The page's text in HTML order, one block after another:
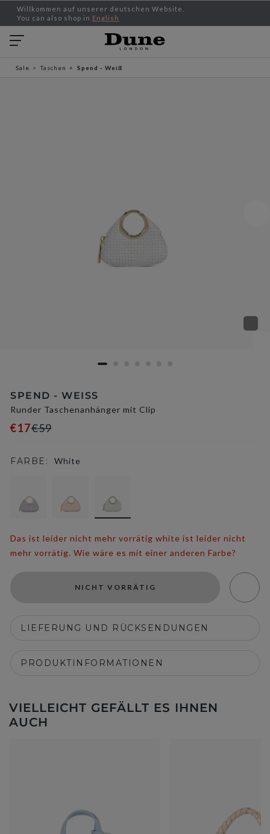
Willkommen auf unserer deutschen Website.
You can also shop in English
Sale Taschen Spend - Weiß
SPEND - WEISS
Runder Taschenanhänger mit Clip
€17€59
FARBE: White
Das ist leider nicht mehr vorrätig white ist leider nicht
mehr vorrätig. Wie wäre es mit einer anderen Farbe?
NICHT VORRÄTIG
LIEFERUNG UND RÜCKSENDUNGEN
PRODUKTINFORMATIONEN
VIELLEICHT GEFÄLLT ES IHNEN
AUCH